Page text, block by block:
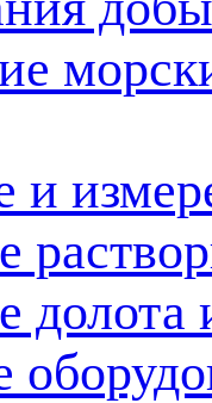
и
долота